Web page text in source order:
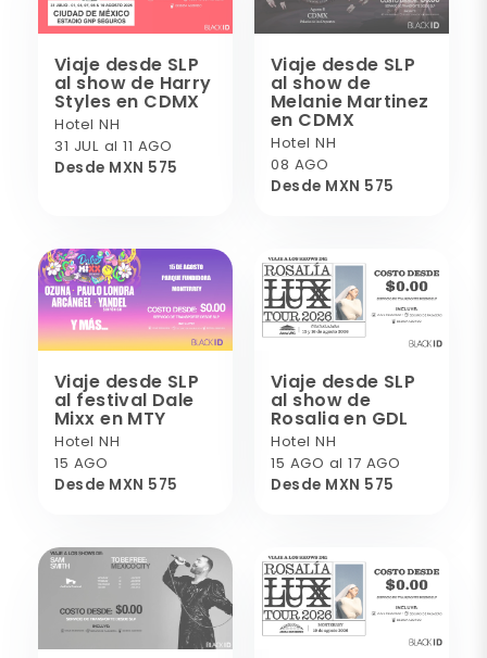
Viaje desde SLP
al show de Harry
Styles en CDMX
Hotel NH
31 JUL al 11 AGO
Desde MXN 575
Viaje desde SLP
al show de
Melanie Martinez
en CDMX
Hotel NH
08 AGO
Desde MXN 575
Viaje desde SLP
al festival Dale
Mixx en MTY
Hotel NH
15 AGO
Desde MXN 575
Viaje desde SLP
al show de
Rosalia en GDL
Hotel NH
15 AGO al 17 AGO
Desde MXN 575